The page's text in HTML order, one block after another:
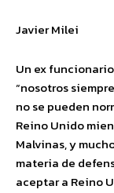
Javier Milei
Un ex
“nosotros
no se pueden
Reino Unido
Malvinas, y
materia de
aceptar a Reino